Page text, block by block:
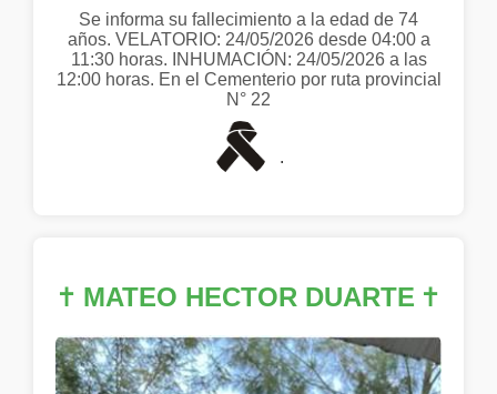
Se informa su fallecimiento a la edad de 74
años. VELATORIO: 24/05/2026 desde 04:00 a
11:30 horas. INHUMACIÓN: 24/05/2026 a las
12:00 horas. En el Cementerio por ruta provincial
N° 22
.
✝ MATEO HECTOR DUARTE ✝